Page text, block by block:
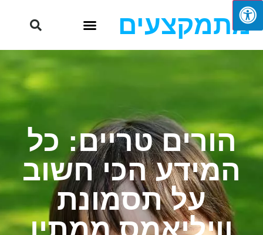
מתמקצעים
הורים טריים: כל
המידע הכי חשוב
על תסמונת